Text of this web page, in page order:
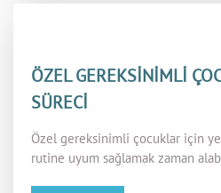
ÖZEL GEREKSİNİMLİ
SÜRECİ
Özel gereksinimli çocuklar için
rutine uyum sağlamak zaman